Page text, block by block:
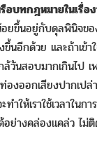
อบทกฎหมายในเรื่อ
นอยู่กับดุลพินิจขอ
ขึ้นอีกด้วย และถ้
สอบมากเกินไป เ
ออกเสียงปากเป
ให้เราใช้เวลาใน
างคล่องแคล่ว ไ